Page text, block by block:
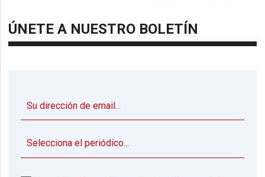
ÚNETE A NUESTRO BOLETÍN